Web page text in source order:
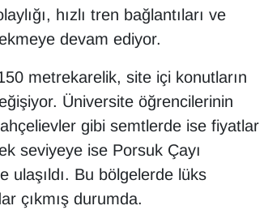
hızlı tren bağlantıları ve
devam ediyor.
metrekarelik, site içi konutların
Üniversite öğrencilerinin
gibi semtlerde ise fiyatlar
seviyeye ise Porsuk Çayı
ulaşıldı. Bu bölgelerde lüks
çıkmış durumda.